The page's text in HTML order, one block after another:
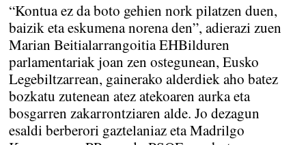
“Kontua ez da boto gehien nork pilatzen duen,
baizik eta eskumena norena den”, adierazi zuen
Marian Beitialarrangoitia EHBilduren
parlamentariak joan zen ostegunean, Eusko
Legebiltzarrean, gainerako alderdiek aho batez
bozkatu zutenean atez atekoaren aurka eta
bosgarren zakarrontziaren alde. Jo dezagun
esaldi berberori gaztelaniaz eta Madrilgo